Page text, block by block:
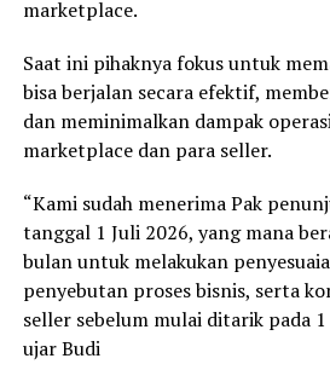
marketplace.
Saat ini pihaknya fokus untuk
bisa berjalan secara efektif,
dan meminimalkan dampak
marketplace dan para seller.
“Kami sudah menerima Pak
tanggal 1 Juli 2026, yang mana
bulan untuk melakukan
penyebutan proses bisnis, serta
seller sebelum mulai ditarik pada
ujar Budi